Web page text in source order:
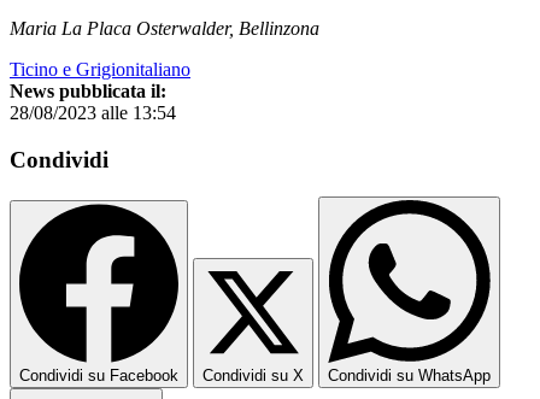
Maria La Placa Osterwalder, Bellinzona
Ticino e Grigionitaliano
News pubblicata il:
28/08/2023 alle 13:54
Condividi
Condividi su Facebook Condividi su X Condividi su WhatsApp